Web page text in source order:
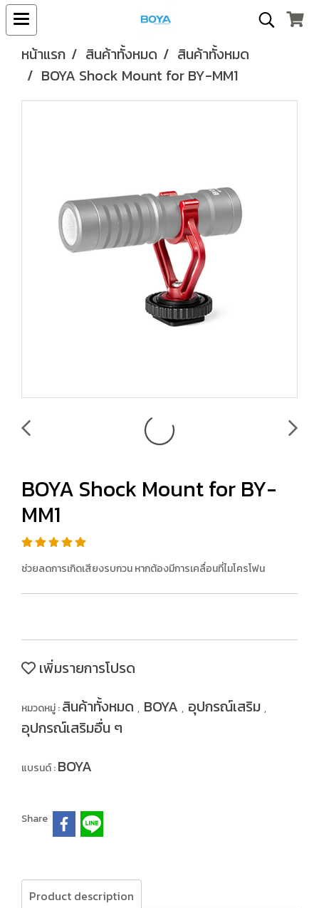
หน้าแรก สินค้าทั้งหมด
สินค้าทั้งหมด
BOYA Shock Mount for BY-MM1
BOYA Shock Mount for BY-
MM1
ช่วยลดการเกิดเสียงรบกวน หากต้องมีการเคลื่อนที่ไมโครโฟน
เพิ่มรายการโปรด
หมวดหมู่ :สินค้าทั้งหมด , BOYA , อุปกรณ์เสริม ,
อุปกรณ์เสริมอื่น ๆ
แบรนด์ :BOYA
Share
Product description